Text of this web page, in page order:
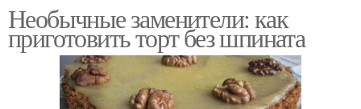
Необычные заменители: как
приготовить торт без шпината